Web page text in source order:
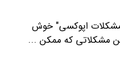
اپوکسی" خوش
مشکلاتی که ممکن ...